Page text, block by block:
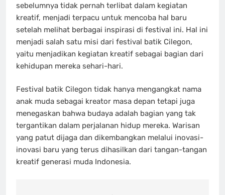
sebelumnya tidak pernah terlibat dalam kegiatan
kreatif, menjadi terpacu untuk mencoba hal baru
setelah melihat berbagai inspirasi di festival ini. Hal ini
menjadi salah satu misi dari festival batik Cilegon,
yaitu menjadikan kegiatan kreatif sebagai bagian dari
kehidupan mereka sehari-hari.
Festival batik Cilegon tidak hanya mengangkat nama
anak muda sebagai kreator masa depan tetapi juga
menegaskan bahwa budaya adalah bagian yang tak
tergantikan dalam perjalanan hidup mereka. Warisan
yang patut dijaga dan dikembangkan melalui inovasi-
inovasi baru yang terus dihasilkan dari tangan-tangan
kreatif generasi muda Indonesia.